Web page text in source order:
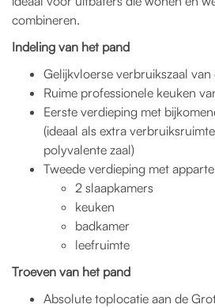
combineren.
Indeling van het pand
Gelijkvloerse verbruikszaal van
Ruime professionele keuken
Eerste verdieping met
(ideaal als extra
polyvalente zaal)
Tweede verdieping met
2 slaapkamers
keuken
badkamer
leefruimte
Troeven van het pand
Absolute toplocatie aan de